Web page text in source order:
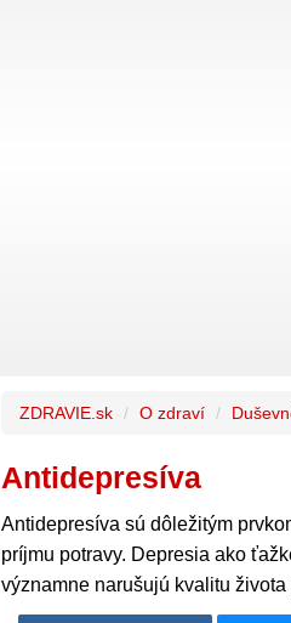
ZDRAVIE.sk O zdraví
Antidepresíva
Antidepresíva sú dôležitým
príjmu potravy. Depresia ako
významne narušujú kvalitu